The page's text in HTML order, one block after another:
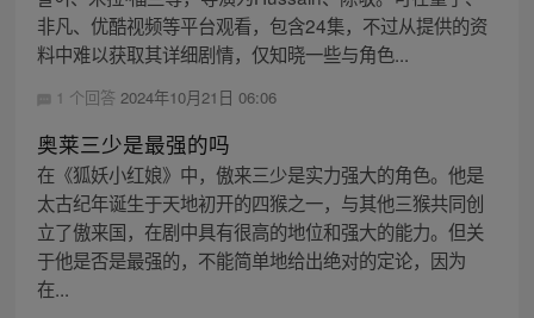
非凡、优酷视频等平台观看，包含24集，不过从提供的资
料中难以获取其详细剧情，仅知晓一些与角色...
1 个回答 2024年10月21日 06:06
奥莱三少是最强的吗
在《狐妖小红娘》中，傲来三少是实力强大的角色。他是
太古纪年诞生于天地初开的四猴之一，与其他三猴共同创
立了傲来国，在剧中具有很高的地位和强大的能力。但关
于他是否是最强的，不能简单地给出绝对的定论，因为
在...